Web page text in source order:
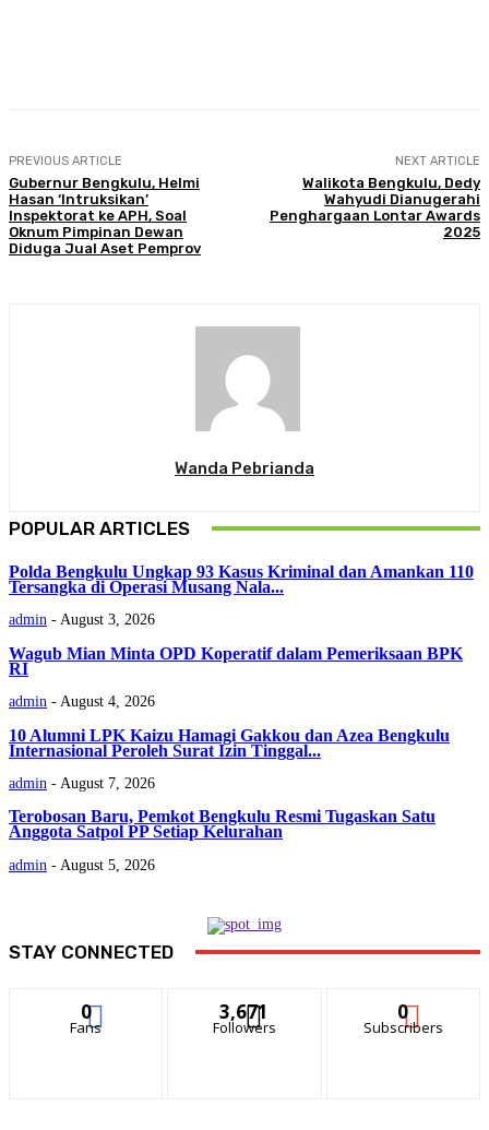
PREVIOUS ARTICLE
Gubernur Bengkulu, Helmi
Hasan ‘Intruksikan’
Inspektorat ke APH, Soal
Oknum Pimpinan Dewan
Diduga Jual Aset Pemprov
NEXT ARTICLE
Walikota Bengkulu, Dedy
Wahyudi Dianugerahi
Penghargaan Lontar Awards
2025
Wanda Pebrianda
POPULAR ARTICLES
Polda Bengkulu Ungkap 93 Kasus Kriminal dan Amankan 110
Tersangka di Operasi Musang Nala...
admin - August 3, 2026
Wagub Mian Minta OPD Koperatif dalam Pemeriksaan BPK
RI
admin - August 4, 2026
‎10 Alumni LPK Kaizu Hamagi Gakkou dan Azea Bengkulu
Internasional Peroleh Surat Izin Tinggal...
admin - August 7, 2026
Terobosan Baru, Pemkot Bengkulu Resmi Tugaskan Satu
Anggota Satpol PP Setiap Kelurahan
admin - August 5, 2026
STAY CONNECTED
0
Fans
3,671
Followers
0
Subscribers